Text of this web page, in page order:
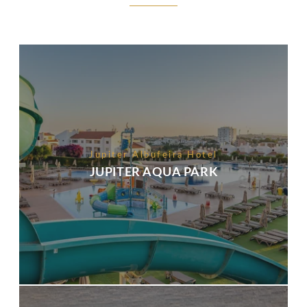
Jupiter Albufeira Hotel
JUPITER AQUA PARK
PROMOTIONS
SERVICES
EMPLACEMENT
CONTACTEZ-NOUS
Rua Alexandre O'Neill, 8200-343 Albufeira - Portugal
Tel.: +351 289 009 300-E.:info.albufeira@jupiterhotelgroup.com